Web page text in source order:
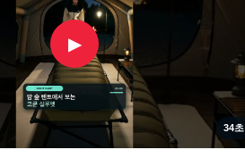
▶
34초